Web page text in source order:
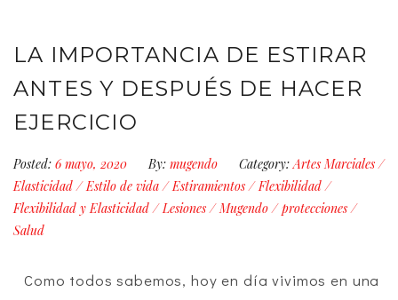
LA IMPORTANCIA DE ESTIRAR
ANTES Y DESPUÉS DE HACER
EJERCICIO
Posted: 6 mayo, 2020 By: mugendo Category: Artes Marciales/
Elasticidad/Estilo de vida/Estiramientos/Flexibilidad/
Flexibilidad y Elasticidad/Lesiones/Mugendo/protecciones/
Salud
Como todos sabemos, hoy en día vivimos en una